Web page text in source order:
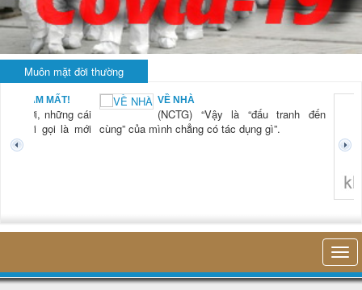
Muôn mặt đời thường
NAM MẤT!
“Xời, những cái
mới gọi là mới
VỀ NHÀ
(NCTG) “Vậy là “đấu tranh đến
cùng” của mình chẳng có tác dụng gì”.